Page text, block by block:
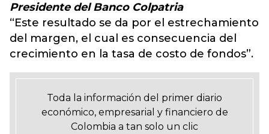
Presidente del Banco Colpatria
“Este resultado se da por el estrechamiento
del margen, el cual es consecuencia del
crecimiento en la tasa de costo de fondos”.
Toda la información del primer diario
económico, empresarial y financiero de
Colombia a tan solo un clic